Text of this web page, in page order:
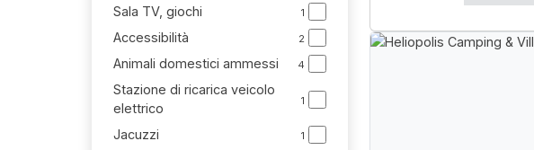
Sala TV, giochi 1
Accessibilità 2
Animali domestici ammessi 4
Stazione di ricarica veicolo
elettrico
1
Jacuzzi 1